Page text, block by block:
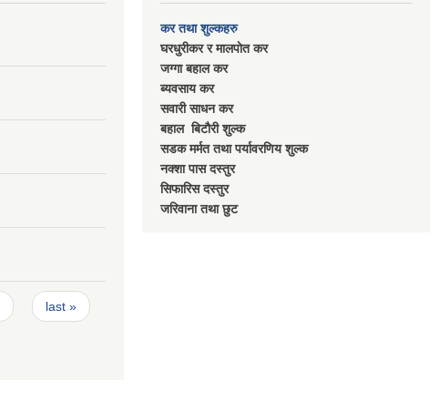
last »
कर तथा शुल्कहरु
घरधुरीकर र मालपाेत कर
जग्गा बहाल कर
ब्यवसाय कर
सवारी साधन कर
बहाल बिटाैरी शुल्क
सडक मर्मत तथा पर्यावरणिय शुल्क
नक्शा पास दस्तुर
सिफारिस दस्तुर
जरिवाना तथा छुट